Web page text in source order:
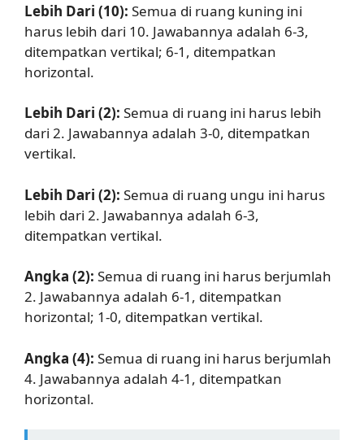
Lebih Dari (10): Semua di ruang kuning ini
harus lebih dari 10. Jawabannya adalah 6-3,
ditempatkan vertikal; 6-1, ditempatkan
horizontal.
Lebih Dari (2): Semua di ruang ini harus lebih
dari 2. Jawabannya adalah 3-0, ditempatkan
vertikal.
Lebih Dari (2): Semua di ruang ungu ini harus
lebih dari 2. Jawabannya adalah 6-3,
ditempatkan vertikal.
Angka (2): Semua di ruang ini harus berjumlah
2. Jawabannya adalah 6-1, ditempatkan
horizontal; 1-0, ditempatkan vertikal.
Angka (4): Semua di ruang ini harus berjumlah
4. Jawabannya adalah 4-1, ditempatkan
horizontal.